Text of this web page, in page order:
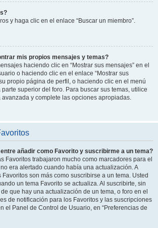
y haga clic en el enlace “Buscar un miembro”.
mis propios mensajes y temas?
haciendo clic en “Mostrar sus mensajes” en el
o haciendo clic en el enlace “Mostrar sus
propio página de perfil, o haciendo clic en el menú
parte superior del foro. Para buscar sus temas, utilice
avanzada y complete las opciones apropiadas.
añadir como Favorito y suscribirme a un tema?
Favoritos trabajaron mucho como marcadores para el
era alertado cuando había una actualización. A
son más como suscribirse a un tema. Usted
un tema Favorito se actualiza. Al suscribirte, sin
que hay una actualización de un tema, o foro en el
de notificación para los Favoritos y las suscripciones
el Panel de Control de Usuario, en “Preferencias de